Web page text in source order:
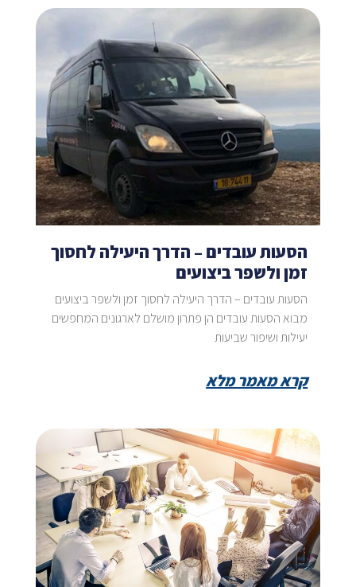
הסעות עובדים – הדרך היעילה לחסוך
זמן ולשפר ביצועים
הסעות עובדים – הדרך היעילה לחסוך זמן ולשפר ביצועים
מבוא הסעות עובדים הן פתרון מושלם לארגונים המחפשים
יעילות ושיפור שביעות
קרא מאמר מלא